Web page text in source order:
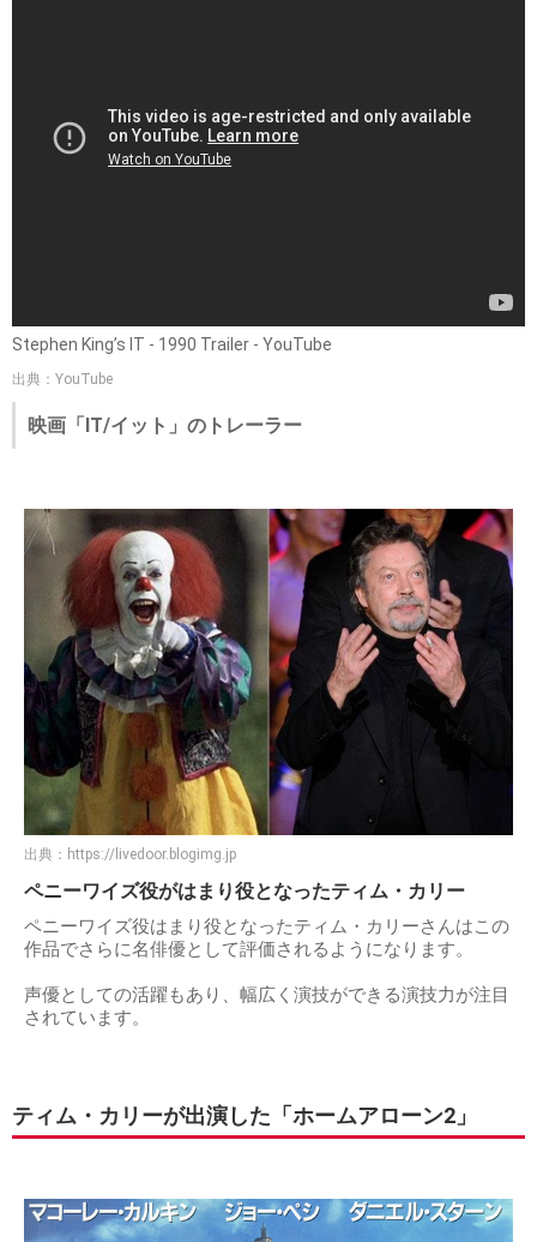
Stephen King’s IT - 1990 Trailer - YouTube
出典：YouTube
映画「IT/イット」のトレーラー
出典： https://livedoor.blogimg.jp
ペニーワイズ役がはまり役となったティム・カリー
ペニーワイズ役はまり役となったティム・カリーさんはこの
作品でさらに名俳優として評価されるようになります。
声優としての活躍もあり、幅広く演技ができる演技力が注目
されています。
ティム・カリーが出演した「ホームアローン2」